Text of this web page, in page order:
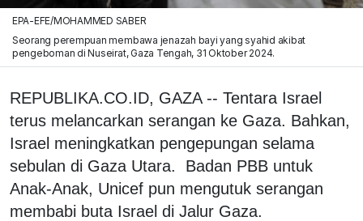
EPA-EFE/MOHAMMED SABER
Seorang perempuan membawa jenazah bayi yang syahid akibat
pengeboman di Nuseirat, Gaza Tengah, 31 Oktober 2024.
REPUBLIKA.CO.ID, GAZA -- Tentara Israel
terus melancarkan serangan ke Gaza. Bahkan,
Israel meningkatkan pengepungan selama
sebulan di Gaza Utara. Badan PBB untuk
Anak-Anak, Unicef pun mengutuk serangan
membabi buta Israel di Jalur Gaza.